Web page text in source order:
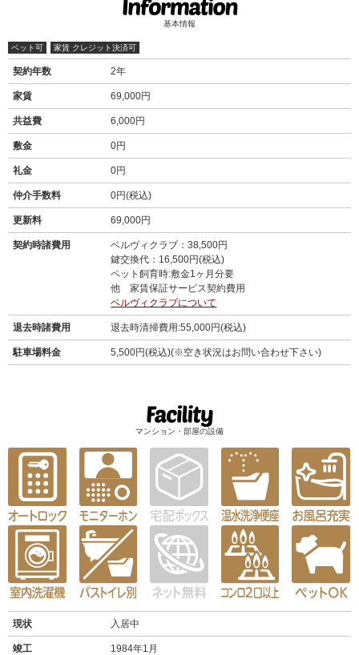
基本情報
ペット可 家賃 クレジット決済可
契約年数 2年
家賃 69,000円
共益費 6,000円
敷金 0円
礼金 0円
仲介手数料 0円(税込)
更新料 69,000円
契約時諸費用
ベルヴィクラブ：38,500円
鍵交換代：16,500円(税込)
ペット飼育時:敷金1ヶ月分要
他 家賃保証サービス契約費用
ベルヴィクラブについて
退去時諸費用 退去時清掃費用:55,000円(税込)
駐車場料金 5,500円(税込)(※空き状況はお問い合わせ下さい)
マンション・部屋の設備
現状 入居中
竣工 1984年1月